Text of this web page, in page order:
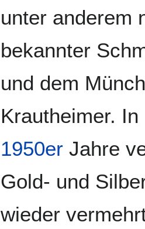
unter anderem
bekannter
und dem
Krautheimer.
1950er Jahre
Gold- und
wieder